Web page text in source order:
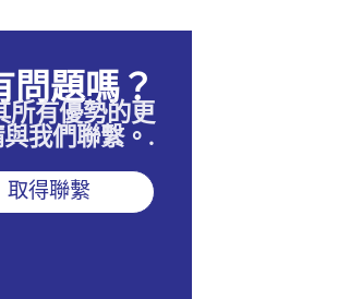
問題嗎？
所有優勢的更
我們聯繫。.
取得聯繫